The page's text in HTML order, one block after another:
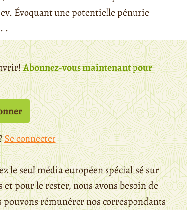
Évoquant une potentielle pénurie
.
Abonnez-vous maintenant pour
Se connecter
le seul média européen spécialisé sur
pour le rester, nous avons besoin de
pouvons rémunérer nos correspondants